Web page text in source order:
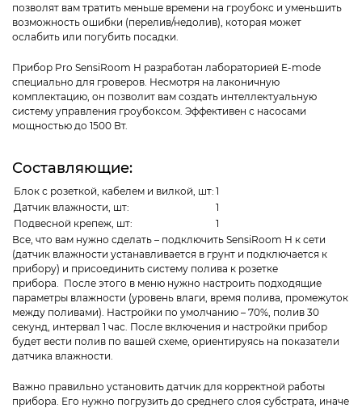
позволят вам тратить меньше времени на гроубокс и уменьшить
возможность ошибки (перелив/недолив), которая может
ослабить или погубить посадки.
Прибор Pro SensiRoom H разработан лабораторией E-mode
специально для гроверов. Несмотря на лаконичную
комплектацию, он позволит вам создать интеллектуальную
систему управления гроубоксом. Эффективен с насосами
мощностью до 1500 Вт.
Составляющие:
Блок с розеткой, кабелем и вилкой, шт: 1
Датчик влажности, шт:
1
Подвесной крепеж, шт:
1
Все, что вам нужно сделать – подключить SensiRoom H к сети
(датчик влажности устанавливается в грунт и подключается к
прибору) и присоединить систему полива к розетке
прибора. После этого в меню нужно настроить подходящие
параметры влажности (уровень влаги, время полива, промежуток
между поливами). Настройки по умолчанию – 70%, полив 30
секунд, интервал 1 час. После включения и настройки прибор
будет вести полив по вашей схеме, ориентируясь на показатели
датчика влажности.
Важно правильно установить датчик для корректной работы
прибора. Его нужно погрузить до среднего слоя субстрата, иначе